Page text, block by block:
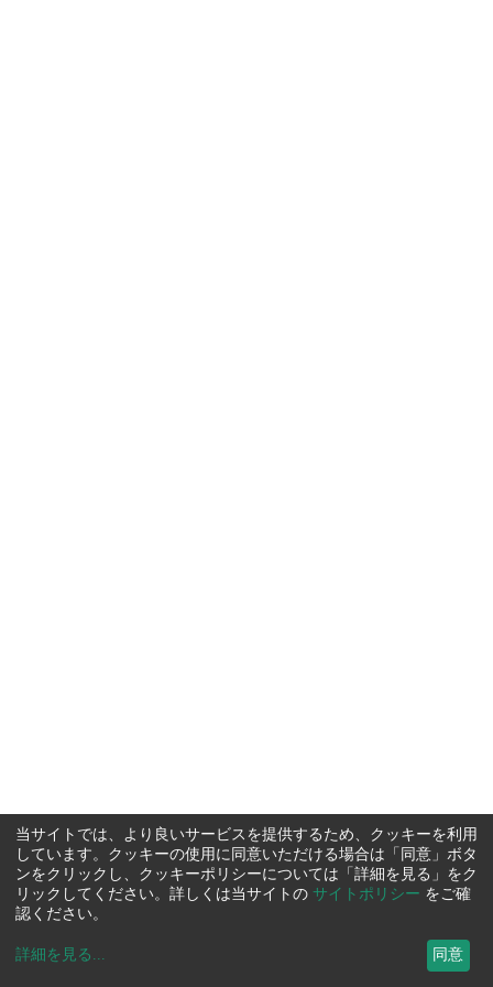
当サイトでは、より良いサービスを提供するため、クッキーを利用
しています。クッキーの使用に同意いただける場合は「同意」ボタ
ンをクリックし、クッキーポリシーについては「詳細を見る」をク
リックしてください。詳しくは当サイトの サイトポリシー をご確
認ください。
詳細を見る ... 同意